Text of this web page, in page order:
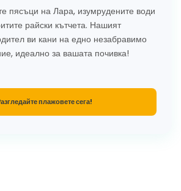
пясъци на Лара, изумрудените води
райски кътчета. Нашият
ви кани на едно незабравимо
идеално за вашата почивка!
плажовете сега!